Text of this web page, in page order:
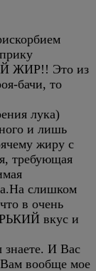
ЖИР!! Это из
бачи, то
лука)
и лишь
жиру с
требующая
слишком
в очень
вкус и
И Вас
вообще мое